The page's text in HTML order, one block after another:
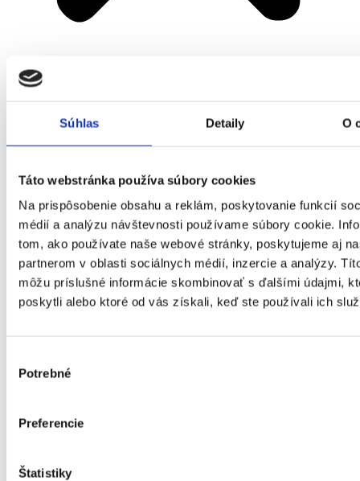
Súhlas Detaily O
Táto webstránka používa súbory cookies
Na prispôsobenie obsahu a reklám, poskytovanie funkcií
médií a analýzu návštevnosti používame súbory cookie.
tom, ako používate naše webové stránky, poskytujeme aj
partnerom v oblasti sociálnych médií, inzercie a analýzy.
môžu príslušné informácie skombinovať s ďalšími údajmi,
poskytli alebo ktoré od vás získali, keď ste používali ich
súhlasu
Potrebné
Preferencie
Štatistiky